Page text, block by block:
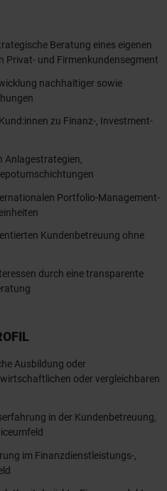
Beratung eines eigenen
Privat- und Firmenkundensegment
nachhaltiger sowie
zu Finanz-, Investment-
Anlagestrategien,
Portfolio-Management-
Kundenbetreuung ohne
durch eine transparente
Ausbildung oder
oder vergleichbaren
in der Kundenbetreuung,
im Finanzdienstleistungs-,